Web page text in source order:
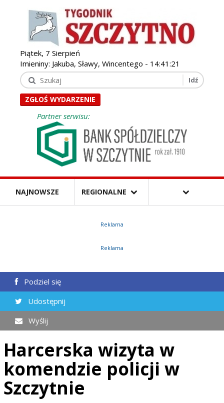
Piątek, 7 Sierpień
Imieniny: Jakuba, Sławy, Wincentego - 14:41:23
ZGŁOŚ WYDARZENIE
Partner serwisu:
NAJNOWSZE REGIONALNE
Reklama
Reklama
Podziel się
Udostępnij
Wyślij
Harcerska wizyta w
komendzie policji w
Szczytnie